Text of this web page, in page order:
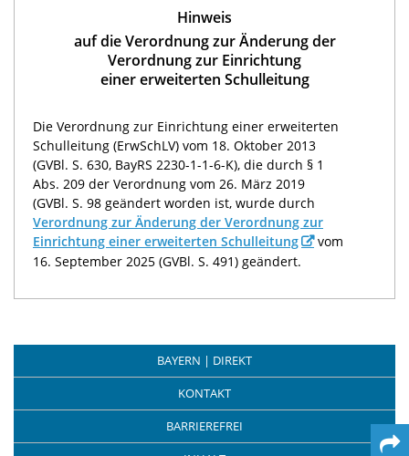
Hinweis
auf die Verordnung zur Änderung der
Verordnung zur Einrichtung
einer erweiterten Schulleitung
Die Verordnung zur Einrichtung einer erweiterten
Schulleitung (ErwSchLV) vom 18. Oktober 2013
(GVBl. S. 630, BayRS 2230-1-1-6-K), die durch § 1
Abs. 209 der Verordnung vom 26. März 2019
(GVBl. S. 98 geändert worden ist, wurde durch
Verordnung zur Änderung der Verordnung zur
Einrichtung einer erweiterten Schulleitung
vom
16. September 2025 (GVBl. S. 491) geändert.
BAYERN | DIREKT
KONTAKT
BARRIEREFREI